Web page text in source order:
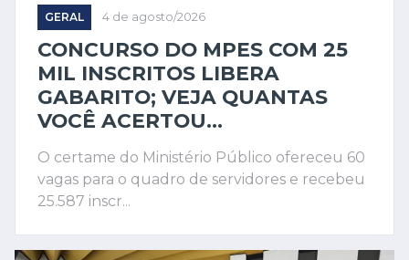
GERAL 4 de agosto/2026
CONCURSO DO MPES COM 25
MIL INSCRITOS LIBERA
GABARITO; VEJA QUANTAS
VOCÊ ACERTOU...
O certame do Ministério Público ofereceu 60
vagas para o quadro de servidores e recebeu
25.587 inscr...